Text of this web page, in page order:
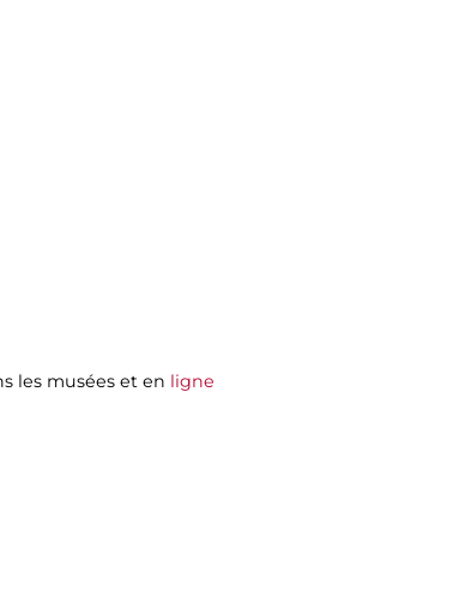
les musées et en ligne